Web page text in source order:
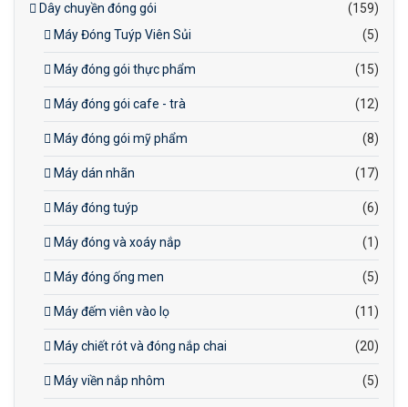
Dây chuyền đóng gói
(159)
Máy Đóng Tuýp Viên Sủi
(5)
Máy đóng gói thực phẩm (15)
Máy đóng gói cafe - trà (12)
Máy đóng gói mỹ phẩm (8)
Máy dán nhãn (17)
Máy đóng tuýp (6)
Máy đóng và xoáy nắp (1)
Máy đóng ống men (5)
Máy đếm viên vào lọ (11)
Máy chiết rót và đóng nắp chai (20)
Máy viền nắp nhôm (5)